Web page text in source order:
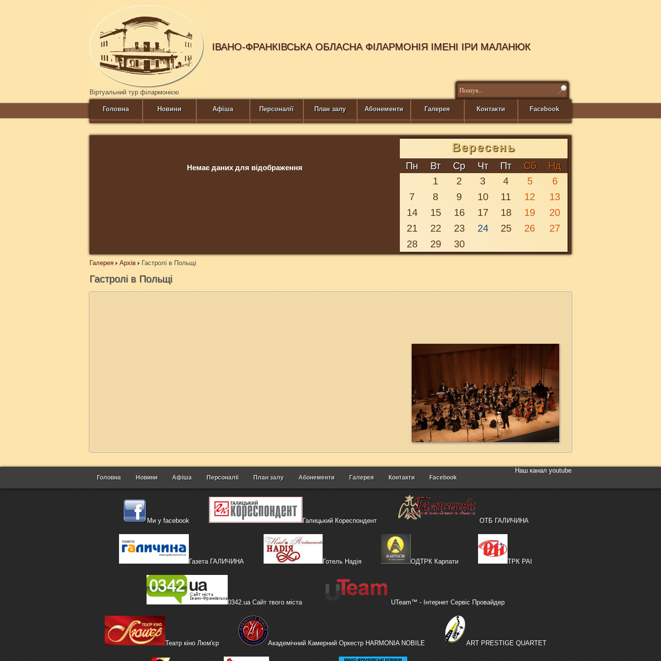
ІВАНО-ФРАНКІВСЬКА ОБЛАСНА ФІЛАРМОНІЯ ІМЕНІ ІРИ МАЛАНЮК
Віртуальний тур філармонією
Головна Новини Афіша Персоналії План залу Абонементи Галерея Контакти Facebook
Немає даних для відображення
Вересень
Пн Вт Ср Чт Пт Сб
Нд
1
2 3 4 5
6
7
8 9 10 11 12
13
14
15 16 17 18 19
20
21
22 23 24 25 26
27
28
29 30
Галерея Архів Гастролі в Польщі
Гастролі в Польщі
Головна Новини Афіша Персоналії План залу Абонементи Галерея Контакти Facebook
Наш канал youtube
Ми у facebook Галицький Кореспондент ОТБ ГАЛИЧИНА
Газета ГАЛИЧИНА Готель Надія ОДТРК Карпати ТРК РАІ
0342.ua Сайт твого міста UTeam™ - Інтернет Сервіс Провайдер
Театр кіно Люм'єр Академічний Камерний Оркестр HARMONIA NOBILE ART PRESTIGE QUARTET